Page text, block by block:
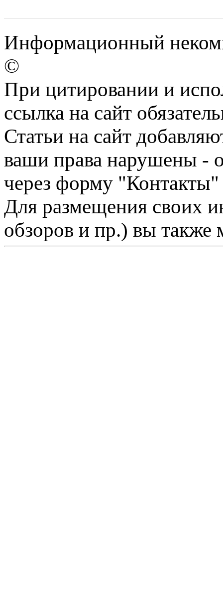
Информационный
©
При цитировании и
ссылка на сайт
Статьи на сайт
ваши права нарушены -
через форму "Контакты"
Для размещения своих
обзоров и пр.) вы также